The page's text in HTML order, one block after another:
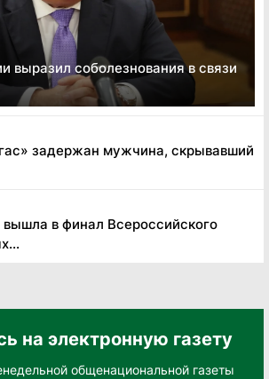
выразил соболезнования в связи
задержан мужчина, скрывавший
вышла в финал Всероссийского
на электронную газету
общенациональной газеты